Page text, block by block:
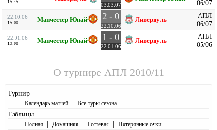
15:45
03.03.07
06/07
22.10.06
15:00 Манчестер Юнайтед 2 - 0
22.10.06
Ливерпуль
АПЛ
06/07
22.01.06
19:00 Манчестер Юнайтед 1 - 0
22.01.06
Ливерпуль
АПЛ
05/06
О турнире АПЛ 2010/11
Турнир
Календарь матчей | Все туры сезона
Таблицы
Полная | Домашняя | Гостевая | Потерянные очки